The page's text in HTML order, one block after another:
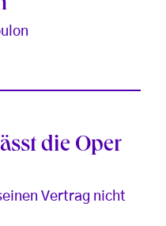
die Oper
Vertrag nicht